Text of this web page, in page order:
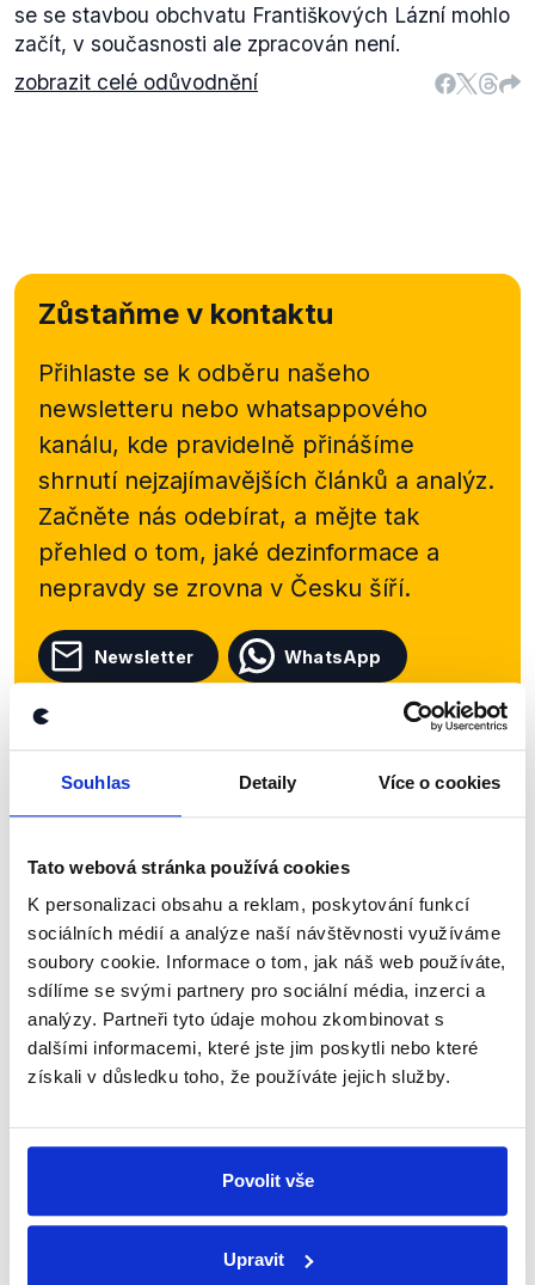
Souhlas Detaily Více o cookies
Tato webová stránka používá cookies
K personalizaci obsahu a reklam, poskytování funkcí
sociálních médií a analýze naší návštěvnosti využíváme
soubory cookie. Informace o tom, jak náš web používáte,
sdílíme se svými partnery pro sociální média, inzerci a
analýzy. Partneři tyto údaje mohou zkombinovat s
dalšími informacemi, které jste jim poskytli nebo které
získali v důsledku toho, že používáte jejich služby.
Povolit vše
Upravit
se se stavbou obchvatu Františkových Lázní mohlo
začít, v současnosti ale zpracován není.
zobrazit celé odůvodnění
Zůstaňme v kontaktu
Přihlaste se k odběru našeho
newsletteru nebo whatsappového
kanálu, kde pravidelně přinášíme
shrnutí nejzajímavějších článků a analýz.
Začněte nás odebírat, a mějte tak
přehled o tom, jaké dezinformace a
nepravdy se zrovna v Česku šíří.
Newsletter WhatsApp
Sociální sítě
z Demagog.cz. Sdílením našich
příspěvků přátelům podpoříte naši
práci.